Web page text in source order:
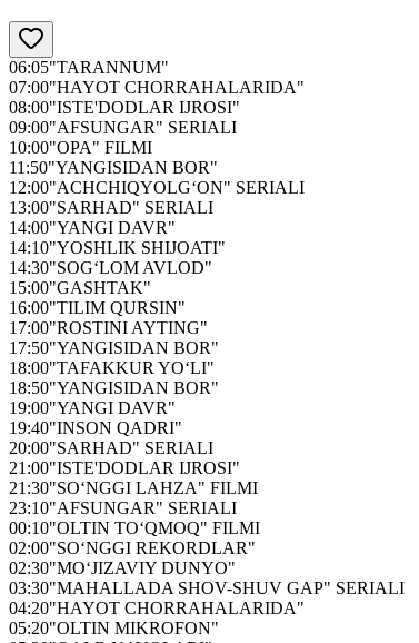
06:05"TARANNUM"
07:00"HAYOT CHORRAHALARIDA"
08:00"ISTE'DODLAR IJROSI"
09:00"AFSUNGAR" SERIALI
10:00"OPA" FILMI
11:50"YANGISIDAN BOR"
12:00"ACHCHIQYOLG‘ON" SERIALI
13:00"SARHAD" SERIALI
14:00"YANGI DAVR"
14:10"YOSHLIK SHIJOATI"
14:30"SOG‘LOM AVLOD"
15:00"GASHTAK"
16:00"TILIM QURSIN"
17:00"ROSTINI AYTING"
17:50"YANGISIDAN BOR"
18:00"TAFAKKUR YO‘LI"
18:50"YANGISIDAN BOR"
19:00"YANGI DAVR"
19:40"INSON QADRI"
20:00"SARHAD" SERIALI
21:00"ISTE'DODLAR IJROSI"
21:30"SO‘NGGI LAHZA" FILMI
23:10"AFSUNGAR" SERIALI
00:10"OLTIN TO‘QMOQ" FILMI
02:00"SO‘NGGI REKORDLAR"
02:30"MO‘JIZAVIY DUNYO"
03:30"MAHALLADA SHOV-SHUV GAP" SERIALI
04:20"HAYOT CHORRAHALARIDA"
05:20"OLTIN MIKROFON"